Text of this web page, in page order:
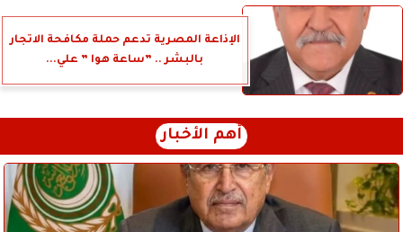
الإذاعة المصرية تدعم حملة مكافحة الاتجار
بالبشر .. ”ساعة هوا ” علي...
أهم الأخبار